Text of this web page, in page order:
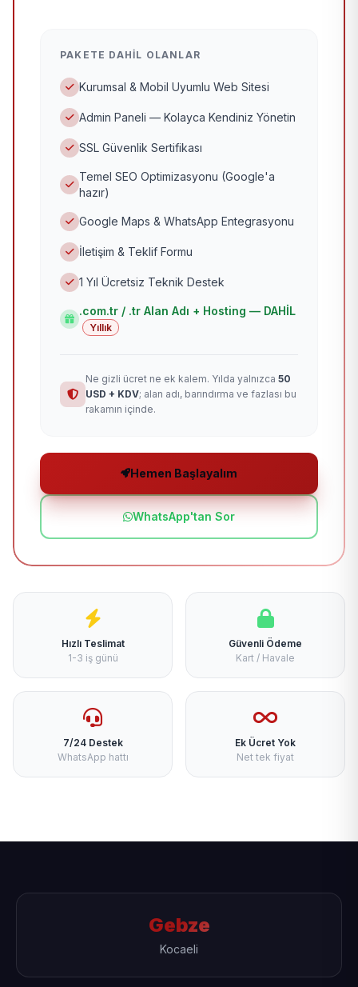
PAKETE DAHIL OLANLAR
Kurumsal & Mobil Uyumlu Web Sitesi
Admin Paneli — Kolayca Kendiniz Yönetin
SSL Güvenlik Sertifikası
Temel SEO Optimizasyonu (Google'a
hazır)
Google Maps & WhatsApp Entegrasyonu
İletişim & Teklif Formu
1 Yıl Ücretsiz Teknik Destek
.com.tr / .tr Alan Adı + Hosting — DAHİL
Yıllık
Ne gizli ücret ne ek kalem. Yılda yalnızca 50
USD + KDV; alan adı, barındırma ve fazlası bu
rakamın içinde.
Hemen Başlayalım
WhatsApp'tan Sor
Hızlı Teslimat
1-3 iş günü
Güvenli Ödeme
Kart / Havale
7/24 Destek
WhatsApp hattı
Ek Ücret Yok
Net tek fiyat
Gebze
Kocaeli